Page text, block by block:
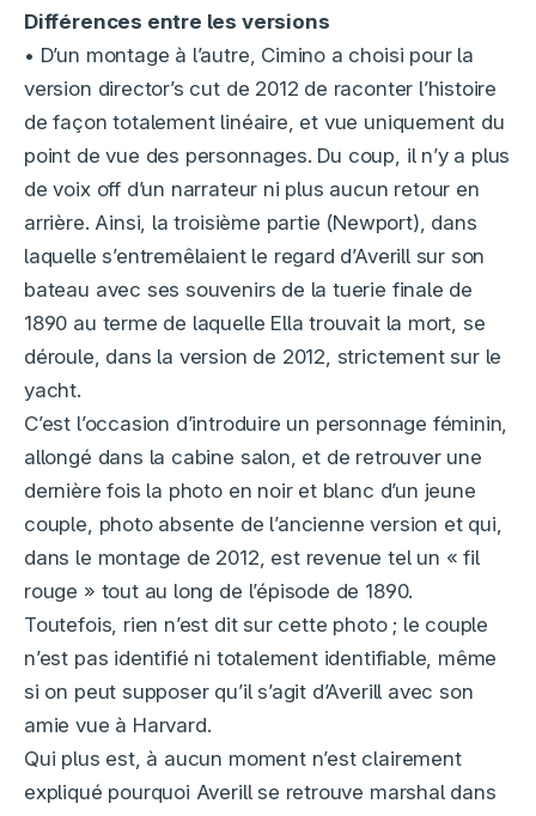
Différences entre les versions
• D’un montage à l’autre, Cimino a choisi pour la
version director’s cut de 2012 de raconter l’histoire
de façon totalement linéaire, et vue uniquement du
point de vue des personnages. Du coup, il n’y a plus
de voix off d’un narrateur ni plus aucun retour en
arrière. Ainsi, la troisième partie (Newport), dans
laquelle s’entremêlaient le regard d’Averill sur son
bateau avec ses souvenirs de la tuerie finale de
1890 au terme de laquelle Ella trouvait la mort, se
déroule, dans la version de 2012, strictement sur le
yacht.
C’est l’occasion d’introduire un personnage féminin,
allongé dans la cabine salon, et de retrouver une
dernière fois la photo en noir et blanc d’un jeune
couple, photo absente de l’ancienne version et qui,
dans le montage de 2012, est revenue tel un « fil
rouge » tout au long de l’épisode de 1890.
Toutefois, rien n’est dit sur cette photo ; le couple
n’est pas identifié ni totalement identifiable, même
si on peut supposer qu’il s’agit d’Averill avec son
amie vue à Harvard.
Qui plus est, à aucun moment n’est clairement
expliqué pourquoi Averill se retrouve marshal dans